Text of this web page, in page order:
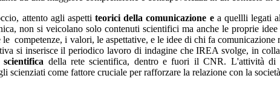
attento agli aspetti teorici della comunicazione e a quellli legati
non si veicolano solo contenuti scientifici ma anche le proprie
le competenze, i valori, le aspettative, e le idee di chi fa
si inserisce il periodico lavoro di indagine che IREA svolge, in
scientifica della rete scientifica, dentro e fuori il CNR. L'attività di
scienziati come fattore cruciale per rafforzare la relazione con la